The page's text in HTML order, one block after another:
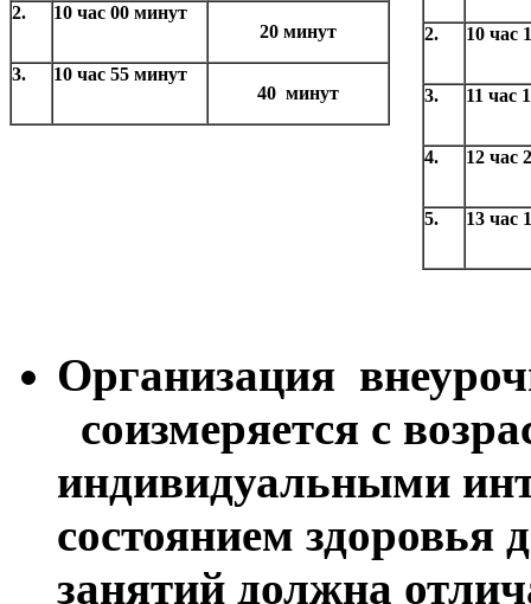
2.
10 час 00 минут
20 минут
3.
10 час 55 минут
40 минут
2. 10 час
3. 11 час
4. 12 час
5. 13 час
Организация
соизмеряется с
индивидуальными
состоянием здоровья
занятий должна